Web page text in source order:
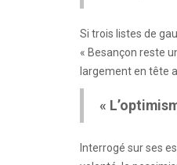
Si trois listes de
« Besançon reste
largement en tête
«
Interrogé sur ses